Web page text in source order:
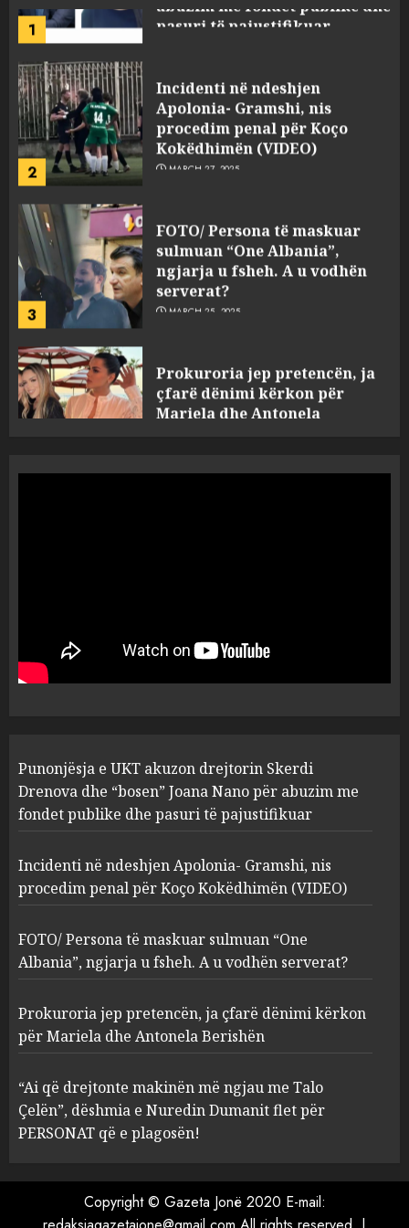
2
Kokëdhimën (VIDEO)
MARCH 27, 2025
3
serverat?
MARCH 25, 2025
4
Berishën
MARCH 25, 2025
1
“bosen” Joana Nano për
abuzim me fondet publike dhe
pasuri të pajustifikuar
2
Apolonia- Gramshi, nis
procedim penal për Koço
Kokëdhimën (VIDEO)
MARCH 27, 2025
3
FOTO/ Persona të maskuar
sulmuan “One Albania”,
ngjarja u fsheh. A u vodhën
serverat?
MARCH 25, 2025
4
Prokuroria jep pretencën, ja
çfarë dënimi kërkon për
Berishën
MARCH 25, 2025
ngjau me Talo Çelën”,
dëshmia e Nuredin Dumanit
Punonjësja e UKT akuzon drejtorin Skerdi
Drenova dhe “bosen” Joana Nano për abuzim me
fondet publike dhe pasuri të pajustifikuar
Incidenti në ndeshjen Apolonia- Gramshi, nis
procedim penal për Koço Kokëdhimën (VIDEO)
FOTO/ Persona të maskuar sulmuan “One
Albania”, ngjarja u fsheh. A u vodhën serverat?
Prokuroria jep pretencën, ja çfarë dënimi kërkon
për Mariela dhe Antonela Berishën
“Ai që drejtonte makinën më ngjau me Talo
Çelën”, dëshmia e Nuredin Dumanit flet për
PERSONAT që e plagosën!
Copyright © Gazeta Jonë 2020 E-mail: